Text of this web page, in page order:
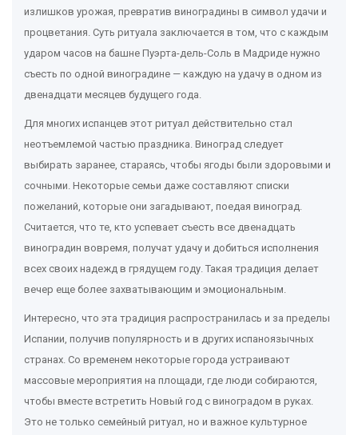
излишков урожая, превратив виноградины в символ удачи и
процветания. Суть ритуала заключается в том, что с каждым
ударом часов на башне Пуэрта-дель-Соль в Мадриде нужно
съесть по одной виноградине — каждую на удачу в одном из
двенадцати месяцев будущего года.
Для многих испанцев этот ритуал действительно стал
неотъемлемой частью праздника. Виноград следует
выбирать заранее, стараясь, чтобы ягоды были здоровыми и
сочными. Некоторые семьи даже составляют списки
пожеланий, которые они загадывают, поедая виноград.
Считается, что те, кто успевает съесть все двенадцать
виноградин вовремя, получат удачу и добиться исполнения
всех своих надежд в грядущем году. Такая традиция делает
вечер еще более захватывающим и эмоциональным.
Интересно, что эта традиция распространилась и за пределы
Испании, получив популярность и в других испаноязычных
странах. Со временем некоторые города устраивают
массовые мероприятия на площади, где люди собираются,
чтобы вместе встретить Новый год с виноградом в руках.
Это не только семейный ритуал, но и важное культурное